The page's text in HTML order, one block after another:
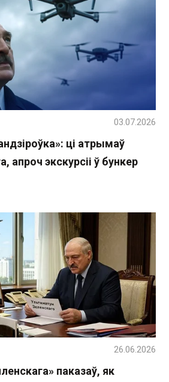
ці атрымаў
апроч экскурсіі ў бункер
03.07.2026
паказаў, як
26.06.2026